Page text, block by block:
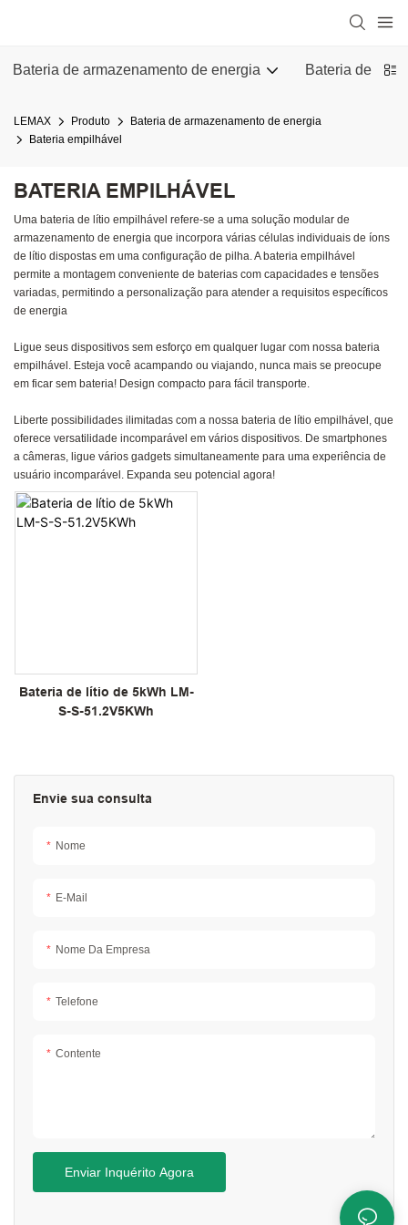
Bateria de armazenamento de energia Bateria de
LEMAX Produto
Bateria de armazenamento de energia
Bateria empilhável
BATERIA EMPILHÁVEL
Uma bateria de lítio empilhável refere-se a uma solução modular de
armazenamento de energia que incorpora várias células individuais de íons
de lítio dispostas em uma configuração de pilha. A bateria empilhável
permite a montagem conveniente de baterias com capacidades e tensões
variadas, permitindo a personalização para atender a requisitos específicos
de energia
Ligue seus dispositivos sem esforço em qualquer lugar com nossa bateria
empilhável. Esteja você acampando ou viajando, nunca mais se preocupe
em ficar sem bateria! Design compacto para fácil transporte.
Liberte possibilidades ilimitadas com a nossa bateria de lítio empilhável, que
oferece versatilidade incomparável em vários dispositivos. De smartphones
a câmeras, ligue vários gadgets simultaneamente para uma experiência de
usuário incomparável. Expanda seu potencial agora!
Envie sua consulta
Nome
E-Mail
Nome Da Empresa
Telefone
Contente
Enviar Inquérito Agora
Bateria de lítio de 5kWh LM-
S-S-51.2V5KWh